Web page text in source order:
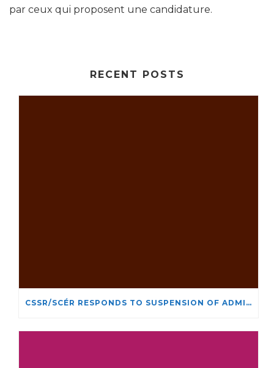
par ceux qui proposent une candidature.
RECENT POSTS
CSSR/SCÉR RESPONDS TO SUSPENSION OF ADMISSIONS IN YORK UNIVERSITY’S RELIGIOUS STUDIES PROGRAM